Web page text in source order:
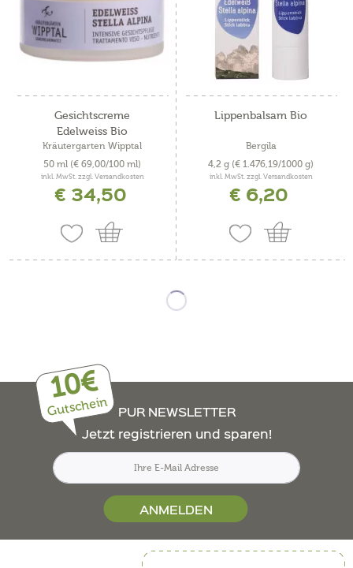
Gesichtscreme
Edelweiss Bio
Kräutergarten Wipptal
50 ml (€ 69,00/100 ml)
inkl. MwSt. zzgl. Versandkosten
€ 34,50
Lippenbalsam Bio
Bergila
4,2 g (€ 1.476,19/1000 g)
inkl. MwSt. zzgl. Versandkosten
€ 6,20
10€
Gutschein
PUR NEWSLETTER
Jetzt registrieren und sparen!
ANMELDEN